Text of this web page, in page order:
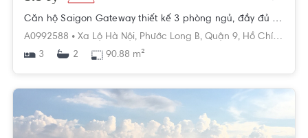
Căn hộ Saigon Gateway thiết kế 3 phòng ngủ, đầy đủ nội thất.
A0992588 • Xa Lộ Hà Nội, Phước Long B, Quận 9, Hồ Chí Minh
3
2 90.88 m²